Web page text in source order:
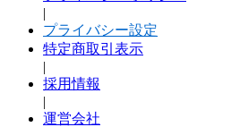
|
プライバシー設定
特定商取引表示
|
採用情報
|
運営会社